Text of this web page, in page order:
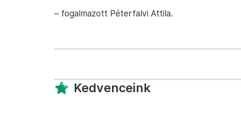
– fogalmazott Péterfalvi Attila.
Kedvenceink